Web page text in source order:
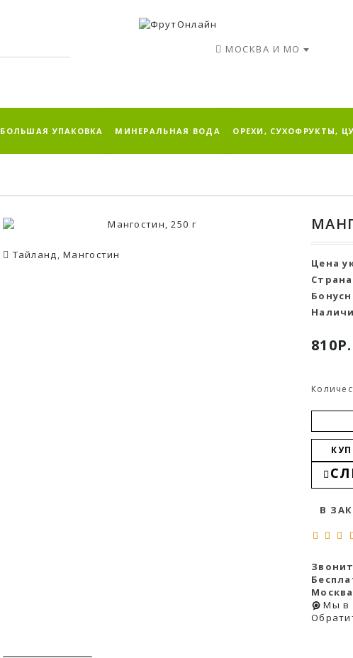
МОСКВА И МО
БОЛЬШАЯ УПАКОВКА МИНЕРАЛЬНАЯ ВОДА ОРЕХИ, СУХОФРУКТЫ,
Тайланд,Мангостин
Цена
810Р.
В
Мы в